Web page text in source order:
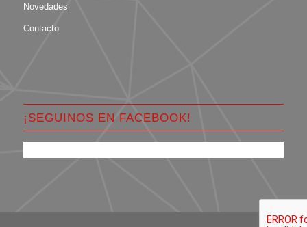
Novedades
Contacto
¡SEGUINOS EN FACEBOOK!